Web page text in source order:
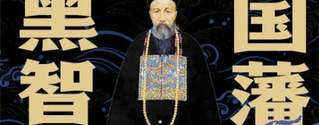
女裝 男裝 化妝保養 情趣用品
日本購物 電子/紙本書